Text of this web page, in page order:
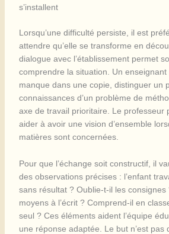
s’installent
Lorsqu’une difficulté persiste, il est
attendre qu’elle se transforme en
dialogue avec l’établissement permet
comprendre la situation. Un
manque dans une copie, distinguer un
connaissances d’un problème de
axe de travail prioritaire. Le professeur
aider à avoir une vision d’ensemble
matières sont concernées.
Pour que l’échange soit constructif, il
des observations précises : l’enfant
sans résultat ? Oublie-t-il les consignes
moyens à l’écrit ? Comprend-il en
seul ? Ces éléments aident l’équipe
une réponse adaptée. Le but n’est pas